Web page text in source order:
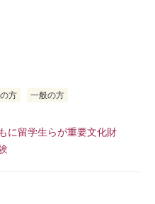
方
一般の方
に留学生らが重要文化財